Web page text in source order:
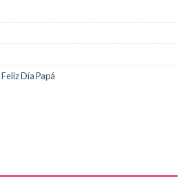
Feliz Día Papá